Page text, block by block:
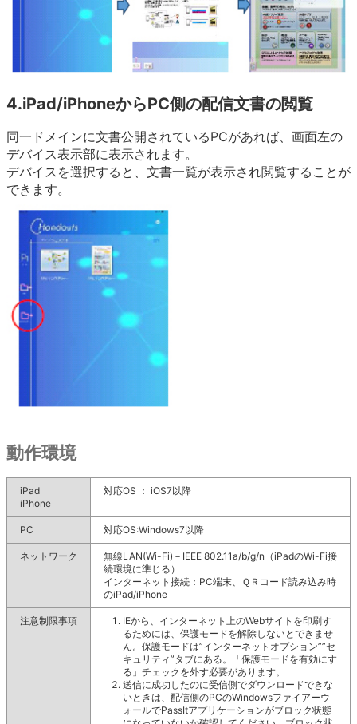
4.iPad/iPhoneからPC側の配信文書の閲覧
同一ドメインに文書公開されているPCがあれば、画面左の
デバイス表示部に表示されます。
デバイスを選択すると、文書一覧が表示され閲覧することが
できます。
動作環境
iPad
iPhone
対応OS ： iOS7以降
PC 対応OS:Windows7以降
ネットワーク
無線LAN(Wi-Fi)－IEEE 802.11a/b/g/n（iPadのWi-Fi接
続環境に準じる）
インターネット接続：PC端末、ＱＲコード読み込み時
のiPad/iPhone
注意制限事項
IEから、インターネット上のWebサイトを印刷す
るためには、保護モードを解除しないとできませ
ん。保護モードは”インターネットオプション””セ
キュリティ”タブにある。「保護モードを有効にす
る」チェックを外す必要があります。
送信に成功したのに受信側でダウンロードできな
いときは、配信側のPCのWindowsファイアーウ
ォールでPassItアプリケーションがブロック状態